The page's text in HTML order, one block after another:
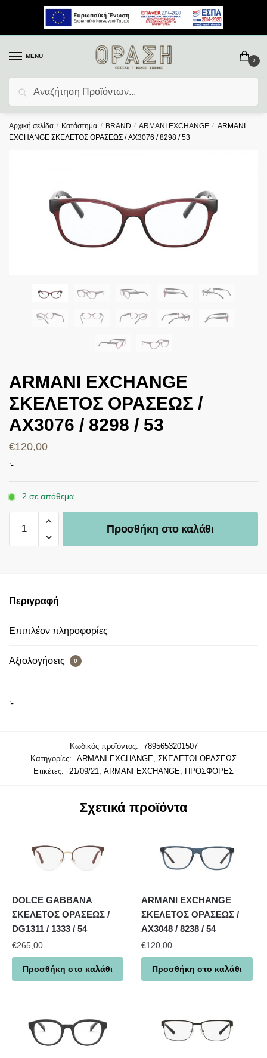
MENU
Αναζήτηση
0
Αρχική σελίδα / Κατάστημα / BRAND / ARMANI EXCHANGE / ARMANI
EXCHANGE ΣΚΕΛΕΤΟΣ ΟΡΑΣΕΩΣ / AX3076 / 8298 / 53
ARMANI EXCHANGE
ΣΚΕΛΕΤΟΣ ΟΡΑΣΕΩΣ /
AX3076 / 8298 / 53
€120,00
‘-
2 σε απόθεμα
Προσθήκη στο καλάθι
Περιγραφή
Επιπλέον πληροφορίες
Αξιολογήσεις 0
‘-
Κωδικός προϊόντος:
7895653201507
Κατηγορίες:
ARMANI EXCHANGE, ΣΚΕΛΕΤΟΙ ΟΡΑΣΕΩΣ
Ετικέτες:
21/09/21, ARMANI EXCHANGE, ΠΡΟΣΦΟΡΕΣ
Σχετικά προϊόντα
DOLCE GABBANA
ΣΚΕΛΕΤΟΣ ΟΡΑΣΕΩΣ /
DG1311 / 1333 / 54
€265,00
Προσθήκη στο καλάθι
ARMANI EXCHANGE
ΣΚΕΛΕΤΟΣ ΟΡΑΣΕΩΣ /
AX3048 / 8238 / 54
€120,00
Προσθήκη στο καλάθι